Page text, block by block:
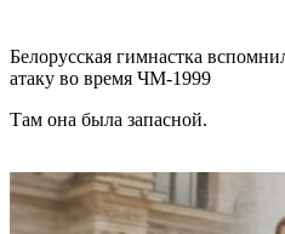
Белорусская гимнастка
атаку во время ЧМ-1999
Там она была запасной.